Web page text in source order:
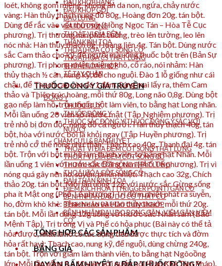
ĐAU KHỚP HÁNG
ĐAU KHỚP GỐI
ĐAU LƯNG
GAI CỘT SỐNG
THOÁT VỊ ĐĨA ĐỆM
THẦN KINH TỌA
THOÁI HÓA CỘT SỐNG CỔ
THOÁI HÓA CS THẮT LƯNG
THOÁI HÓA KHỚP
TÊ TAY CHÂN
THUỐC ĐÔNG Y GIA TRUYỀN
ĐÔNG Y
THUỐC QUÝ
THUỐC ĐÔNG Y
THUỐC SẮC ĐÔNG Y(THUỐC ĐÔNG Y SẮC VỚI
NƯỚC)
CHÂM CỨU & BẤM HUYỆT
THOÁT VỊ ĐĨA ĐỆM CỘT SỐNG THẮT LƯNG
THOÁT VỊ ĐĨA ĐỆM CỘT SỐNG CỔ
THOÁI HÓA CỘT SỐNG THẮT LƯNG
THOÁI HÓA CỘT SỐNG CỔ
ĐAU THẦN KINH TỌA
ĐIỂM KÍCH HOẠT (TRIGGER POINT) GÂN CƠ
BỆNH NHÂN ĐAU DO CO THẮT CƠ
BỆNH NHÂN ĐAU DO CỨNG KHỚP
BỆNH NHÂN ĐAU DO BONG GÂN , VIÊM GÂN, VIÊM
CƠ.
TỔNG HỢP CÁC SẢN PHẨM
BẢNG GIÁ
DAY ẤN BẤM HUYỆT & ĐẮP THUỐC ĐÔNG Y